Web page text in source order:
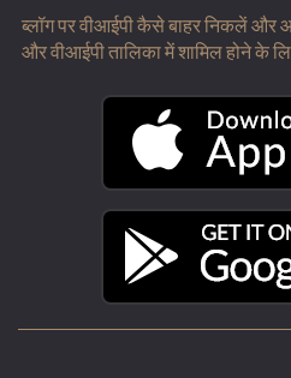
ब्लॉग पर वीआईपी कैसे बाहर निकलें और
और वीआईपी तालिका में शामिल होने के